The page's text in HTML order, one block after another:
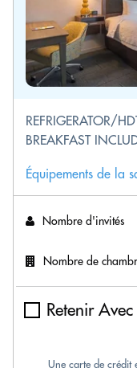
REFRIGERATOR/
BREAKFAST
Équipements de la
Nombre d'invités
Nombre de
Retenir
Une carte de crédit